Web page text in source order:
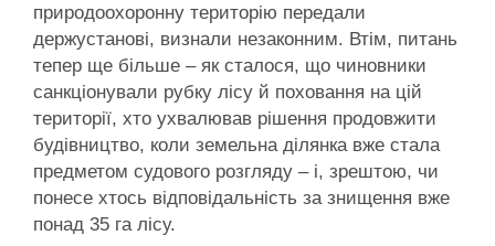
природоохоронну територію передали
держустанові, визнали незаконним. Втім, питань
тепер ще більше – як сталося, що чиновники
санкціонували рубку лісу й поховання на цій
території, хто ухвалював рішення продовжити
будівництво, коли земельна ділянка вже стала
предметом судового розгляду – і, зрештою, чи
понесе хтось відповідальність за знищення вже
понад 35 га лісу.